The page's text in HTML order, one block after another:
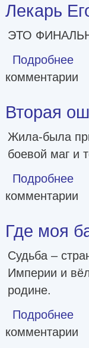
Лекарь
ЭТО
Подробнее о
комментарии
Вторая
Жила-была
боевой маг и
Подробнее о
комментарии
Где моя
Судьба –
Империи и
родине.
Подробнее о
комментарии